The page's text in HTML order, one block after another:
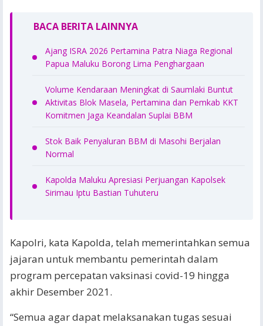
BACA BERITA LAINNYA
Ajang ISRA 2026 Pertamina Patra Niaga Regional
Papua Maluku Borong Lima Penghargaan
Volume Kendaraan Meningkat di Saumlaki Buntut
Aktivitas Blok Masela, Pertamina dan Pemkab KKT
Komitmen Jaga Keandalan Suplai BBM
Stok Baik Penyaluran BBM di Masohi Berjalan
Normal
Kapolda Maluku Apresiasi Perjuangan Kapolsek
Sirimau Iptu Bastian Tuhuteru
Kapolri, kata Kapolda, telah memerintahkan semua
jajaran untuk membantu pemerintah dalam
program percepatan vaksinasi covid-19 hingga
akhir Desember 2021.
“Semua agar dapat melaksanakan tugas sesuai